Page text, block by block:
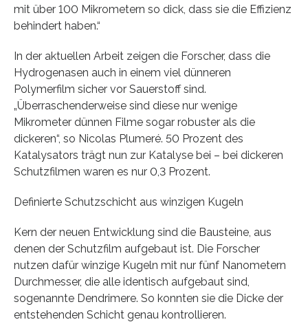
mit über 100 Mikrometern so dick, dass sie die Effizienz
behindert haben.“
In der aktuellen Arbeit zeigen die Forscher, dass die
Hydrogenasen auch in einem viel dünneren
Polymerfilm sicher vor Sauerstoff sind.
„Überraschenderweise sind diese nur wenige
Mikrometer dünnen Filme sogar robuster als die
dickeren“, so Nicolas Plumeré. 50 Prozent des
Katalysators trägt nun zur Katalyse bei – bei dickeren
Schutzfilmen waren es nur 0,3 Prozent.
Definierte Schutzschicht aus winzigen Kugeln
Kern der neuen Entwicklung sind die Bausteine, aus
denen der Schutzfilm aufgebaut ist. Die Forscher
nutzen dafür winzige Kugeln mit nur fünf Nanometern
Durchmesser, die alle identisch aufgebaut sind,
sogenannte Dendrimere. So konnten sie die Dicke der
entstehenden Schicht genau kontrollieren.